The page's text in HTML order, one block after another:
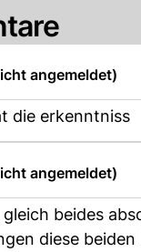
angemeldet)
die erkenntniss
angemeldet)
beides
diese